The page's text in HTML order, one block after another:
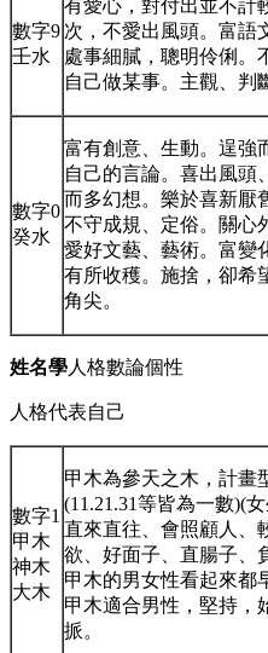
數字9
壬水
有愛心，對付出並不計
次，不愛出風頭。富語
處事細膩，聰明伶俐。
自己做某事。主觀、判
數字0
癸水
富有創意、生動。逞強
自己的言論。喜出風頭
而多幻想。樂於喜新厭
不守成規、定俗。關心
愛好文藝、藝術。富變
有所收穫。施捨，卻希
角尖。
姓名學人格數論個性
人格代表自己
數字1
甲木
神木
大木
甲木為參天之木，計畫
(11.21.31等皆為一數)(
直來直往、會照顧人、
欲、好面子、直腸子、
甲木的男女性看起來都
甲木適合男性，堅持，
挀。